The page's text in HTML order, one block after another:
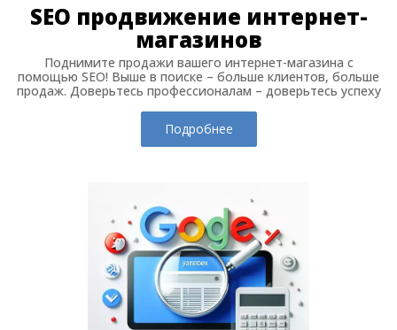
SEO продвижение интернет-
магазинов
Поднимите продажи вашего интернет-магазина с
помощью SEO! Выше в поиске – больше клиентов, больше
продаж. Доверьтесь профессионалам – доверьтесь успеху
Подробнее